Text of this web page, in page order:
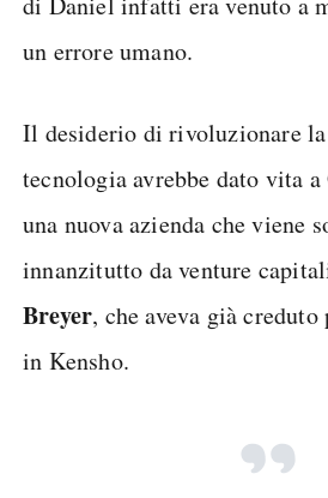
un errore umano.
Il desiderio di rivoluzionare
tecnologia avrebbe dato vita a
una nuova azienda che viene
innanzitutto da venture
Breyer, che aveva già creduto
in Kensho.